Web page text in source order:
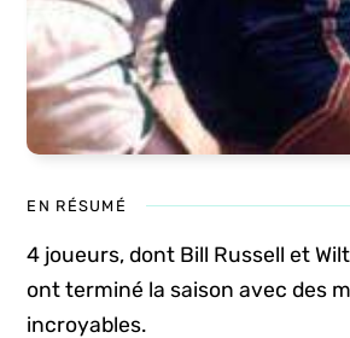
EN RÉSUMÉ
4 joueurs, dont Bill Russell et
ont terminé la saison avec des
incroyables.